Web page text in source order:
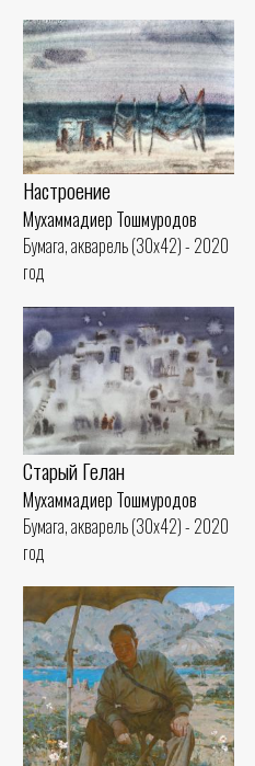
Настроение
Мухаммадиер Тошмуродов
Бумага, акварель (30x42) - 2020
год
Старый Гелан
Мухаммадиер Тошмуродов
Бумага, акварель (30x42) - 2020
год